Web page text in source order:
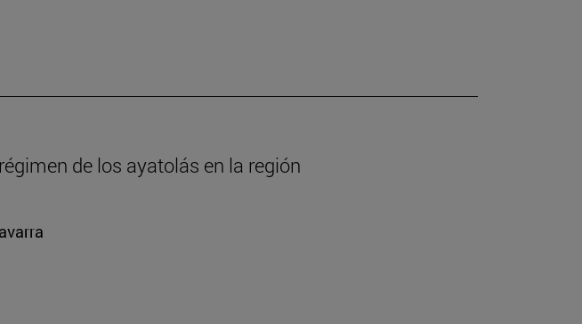
de los ayatolás en la región